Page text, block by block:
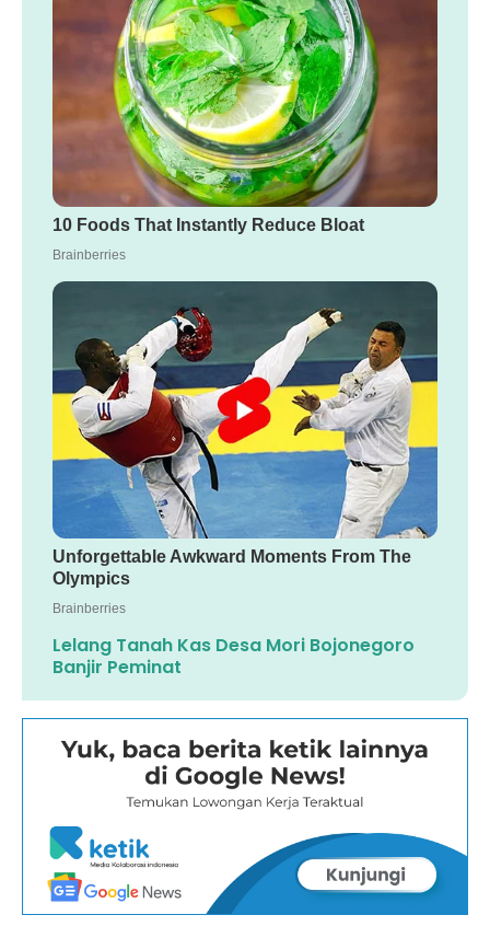
Lelang Tanah Kas Desa Mori Bojonegoro
Banjir Peminat